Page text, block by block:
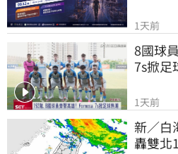
1天前
8國球
7s掀足
1天前
新／白
轟雙北